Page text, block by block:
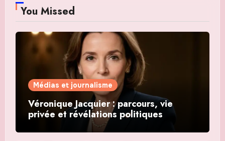
You Missed
Médias et journalisme
Véronique Jacquier : parcours, vie
privée et révélations politiques